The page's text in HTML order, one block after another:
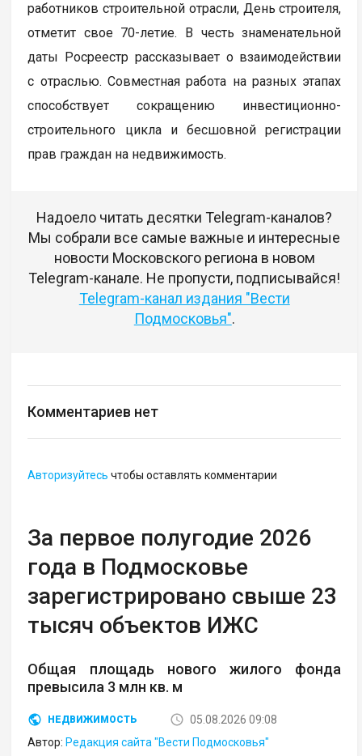
работников строительной отрасли, День строителя,
отметит свое 70-летие. В честь знаменательной
даты Росреестр рассказывает о взаимодействии
с отраслью. Совместная работа на разных этапах
способствует сокращению инвестиционно-
строительного цикла и бесшовной регистрации
прав граждан на недвижимость.
Надоело читать десятки Telegram-каналов?
Мы собрали все самые важные и интересные
новости Московского региона в новом
Telegram-канале. Не пропусти, подписывайся!
Telegram-канал издания "Вести
Подмосковья".
Комментариев нет
Авторизуйтесь чтобы оставлять комментарии
За первое полугодие 2026
года в Подмосковье
зарегистрировано свыше 23
тысяч объектов ИЖС
Общая площадь нового жилого фонда
превысила 3 млн кв. м
НЕДВИЖИМОСТЬ
05.08.2026 09:08
Автор: Редакция сайта "Вести Подмосковья"